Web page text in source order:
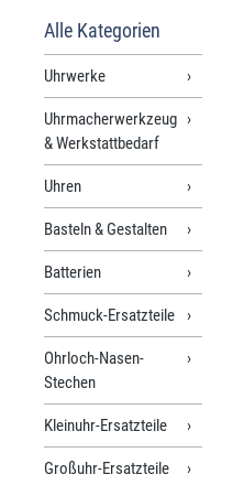
Alle Kategorien
Uhrwerke
Uhrmacherwerkzeug
& Werkstattbedarf
Uhren
Basteln & Gestalten
Batterien
Schmuck-Ersatzteile
Ohrloch-Nasen-
Stechen
Kleinuhr-Ersatzteile
Großuhr-Ersatzteile